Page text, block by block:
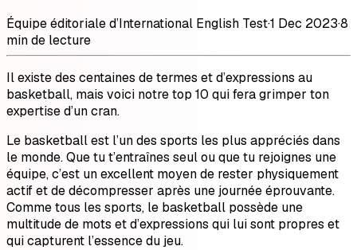
Équipe éditoriale d’International English Test·1 Dec 2023·8
min de lecture
Il existe des centaines de termes et d’expressions au
basketball, mais voici notre top 10 qui fera grimper ton
expertise d’un cran.
Le basketball est l’un des sports les plus appréciés dans
le monde. Que tu t’entraînes seul ou que tu rejoignes une
équipe, c’est un excellent moyen de rester physiquement
actif et de décompresser après une journée éprouvante.
Comme tous les sports, le basketball possède une
multitude de mots et d’expressions qui lui sont propres et
qui capturent l’essence du jeu.